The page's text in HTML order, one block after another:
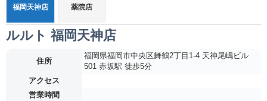
福岡天神店 薬院店
ルルト 福岡天神店
住所
福岡県福岡市中央区舞鶴2丁目1-4 天神尾嶋ビル
501 赤坂駅 徒歩5分
アクセス
営業時間